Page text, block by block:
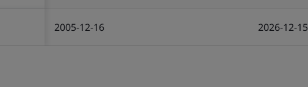
2005-12-16 2026-12-15